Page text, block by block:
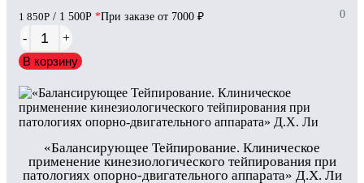
1 850Р / 1 500Р *При заказе от 7000 ₽ 0
-
+
В корзину
«Балансирующее Тейпирование. Клиническое
применение кинезиологического тейпирования при
патологиях опорно-двигательного аппарата» Д.Х. Ли